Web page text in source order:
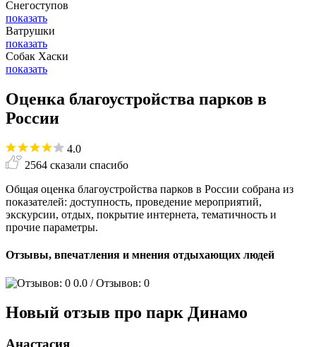
Снегоступов
показать
Ватрушки
показать
Собак Хаски
показать
Оценка благоустройства парков в
России
4.0
2564 сказали спасибо
Общая оценка благоустройства парков в России собрана из
показателей: доступность, проведение мероприятий,
экскурсии, отдых, покрытие интернета, тематичность и
прочие параметры.
Отзывы, впечатления и мнения отдыхающих людей
0.0 / Отзывов: 0
Новый отзыв про парк Динамо